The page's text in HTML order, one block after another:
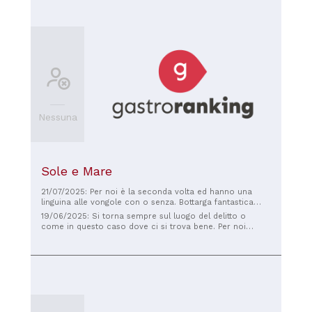
Nessuna
Sole e Mare
21/07/2025: Per noi è la seconda volta ed hanno una
linguina alle vongole con o senza. Bottarga fantastica
Antipasti così così. Camerieri gentili Location ventilata
loro bella
19/06/2025: Si torna sempre sul luogo del delitto o
come in questo caso dove ci si trova bene. Per noi
una bella giornata. Ottima la location vista mare, ottimo il